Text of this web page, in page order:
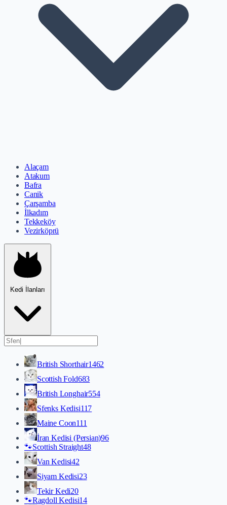
Alaçam
Atakum
Bafra
Canik
Çarşamba
İlkadım
Tekkeköy
Vezirköprü
Kedi İlanları
British Shorthair1462
Scottish Fold683
British Longhair554
Sfenks Kedisi117
Maine Coon111
İran Kedisi (Persian)96
🐾Scottish Straight48
Van Kedisi42
Siyam Kedisi23
Tekir Kedi20
🐾Ragdoll Kedisi14